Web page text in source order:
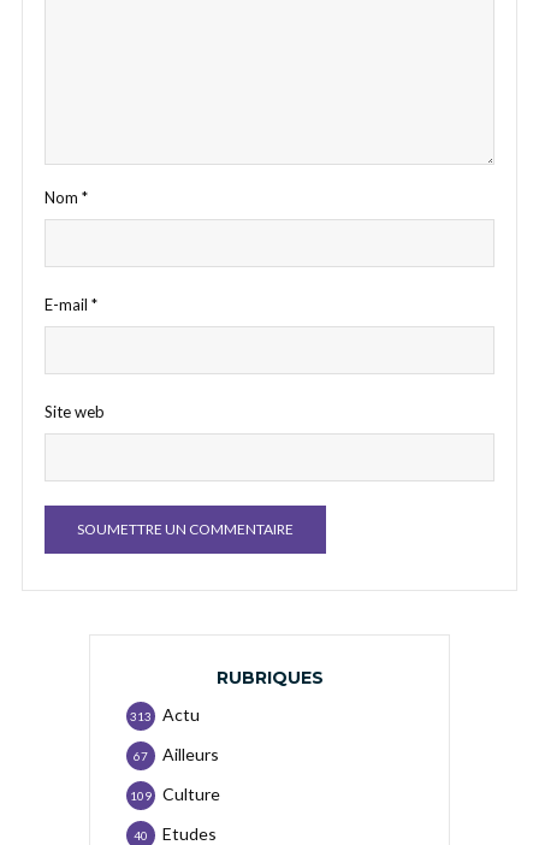
Nom *
E-mail *
Site web
RUBRIQUES
Actu
313
Ailleurs
67
Culture
109
Etudes
40